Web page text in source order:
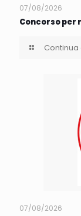
07/08/2026
Concorso per
07/08/2026